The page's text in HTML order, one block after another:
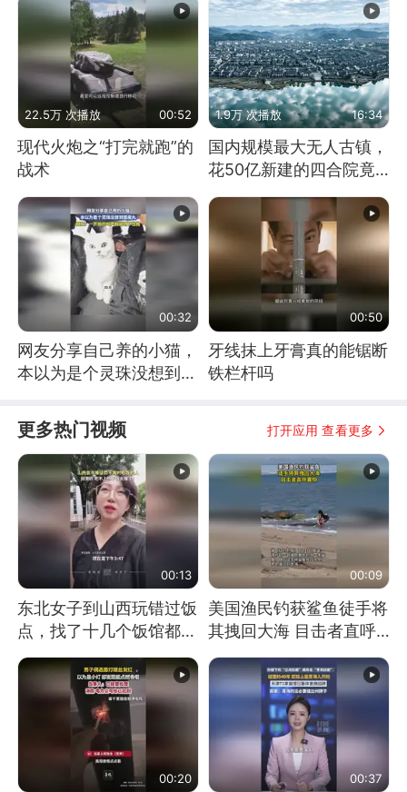
22.5万 次播放 00:52
现代火炮之“打完就跑”的
战术
1.9万 次播放 16:34
国内规模最大无人古镇，
花50亿新建的四合院竟
00:32
网友分享自己养的小猫，
本以为是个灵珠没想到是
00:50
牙线抹上牙膏真的能锯断
铁栏杆吗
更多热门视频 打开应用 查看更多
00:13
东北女子到山西玩错过饭
点，找了十几个饭馆都没
开门：午休到几点
00:09
美国渔民钓获鲨鱼徒手将
其拽回大海 目击者直呼
震惊 （视频来源：参考
消息）
00:20 00:37